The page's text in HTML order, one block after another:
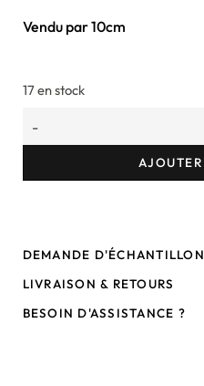
Vendu par 10cm
17 en stock
-
DEMANDE
LIVRAISON & RETOURS
BESOIN D'ASSISTANCE ?